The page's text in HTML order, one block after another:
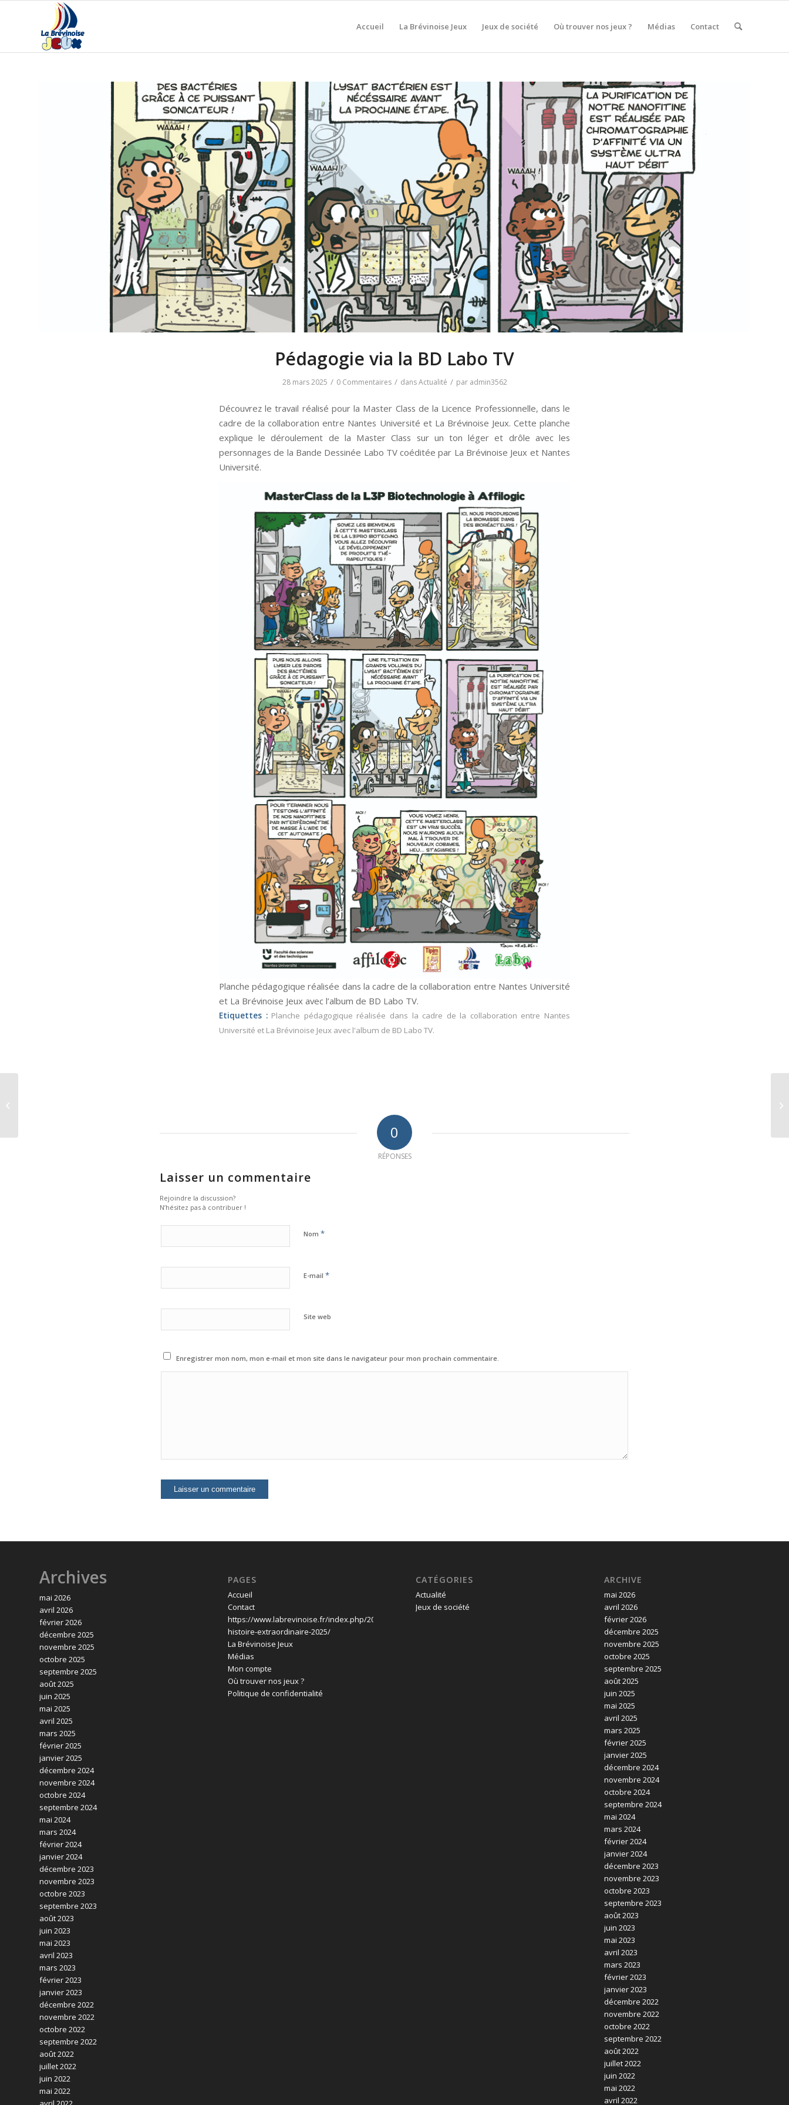
Accueil La Brévinoise Jeux Jeux de société Où trouver nos jeux ? Médias Contact
Pédagogie via la BD Labo TV
28 mars 2025 / 0 Commentaires / dansActualité / par admin3562
Découvrez le travail réalisé pour la Master Class de la Licence Professionnelle, dans le
cadre de la collaboration entre Nantes Université et La Brévinoise Jeux. Cette planche
explique le déroulement de la Master Class sur un ton léger et drôle avec les
personnages de la Bande Dessinée Labo TV coéditée par La Brévinoise Jeux et Nantes
Université.
Planche pédagogique réalisée dans la cadre de la collaboration entre Nantes Université
et La Brévinoise Jeux avec l’album de BD Labo TV.
Etiquettes : Planche pédagogique réalisée dans la cadre de la collaboration entre Nantes
Université et La Brévinoise Jeux avec l'album de BD Labo TV.
0
RÉPONSES
Laisser un commentaire
Rejoindre la discussion?
N’hésitez pas à contribuer !
Nom *
E-mail *
Site web
Enregistrer mon nom, mon e-mail et mon site dans le navigateur pour mon prochain commentaire.
Archives
mai 2026
avril 2026
février 2026
décembre 2025
novembre 2025
octobre 2025
septembre 2025
août 2025
juin 2025
mai 2025
avril 2025
mars 2025
février 2025
janvier 2025
décembre 2024
novembre 2024
octobre 2024
septembre 2024
mai 2024
mars 2024
février 2024
janvier 2024
décembre 2023
novembre 2023
octobre 2023
septembre 2023
août 2023
juin 2023
mai 2023
avril 2023
mars 2023
février 2023
janvier 2023
décembre 2022
novembre 2022
octobre 2022
septembre 2022
août 2022
juillet 2022
juin 2022
mai 2022
PAGES
Accueil
Contact
https://www.labrevinoise.fr/index.php/2024/11/07/une-
histoire-extraordinaire-2025/
La Brévinoise Jeux
Médias
Mon compte
Où trouver nos jeux ?
Politique de confidentialité
CATÉGORIES
Actualité
Jeux de société
ARCHIVE
mai 2026
avril 2026
février 2026
décembre 2025
novembre 2025
octobre 2025
septembre 2025
août 2025
juin 2025
mai 2025
avril 2025
mars 2025
février 2025
janvier 2025
décembre 2024
novembre 2024
octobre 2024
septembre 2024
mai 2024
mars 2024
février 2024
janvier 2024
décembre 2023
novembre 2023
octobre 2023
septembre 2023
août 2023
juin 2023
mai 2023
avril 2023
mars 2023
février 2023
janvier 2023
décembre 2022
novembre 2022
octobre 2022
septembre 2022
août 2022
juillet 2022
juin 2022
mai 2022
avril 2022